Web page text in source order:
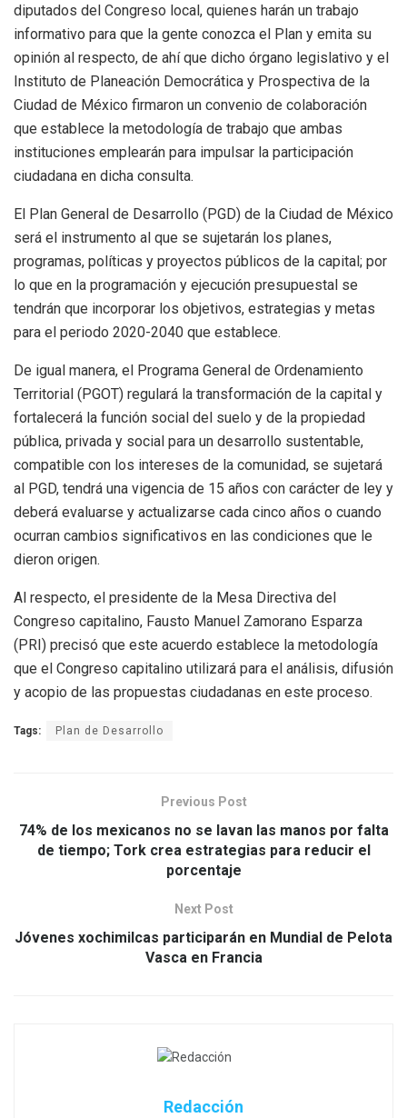
diputados del Congreso local, quienes harán un trabajo
informativo para que la gente conozca el Plan y emita su
opinión al respecto, de ahí que dicho órgano legislativo y el
Instituto de Planeación Democrática y Prospectiva de la
Ciudad de México firmaron un convenio de colaboración
que establece la metodología de trabajo que ambas
instituciones emplearán para impulsar la participación
ciudadana en dicha consulta.
El Plan General de Desarrollo (PGD) de la Ciudad de México
será el instrumento al que se sujetarán los planes,
programas, políticas y proyectos públicos de la capital; por
lo que en la programación y ejecución presupuestal se
tendrán que incorporar los objetivos, estrategias y metas
para el periodo 2020-2040 que establece.
De igual manera, el Programa General de Ordenamiento
Territorial (PGOT) regulará la transformación de la capital y
fortalecerá la función social del suelo y de la propiedad
pública, privada y social para un desarrollo sustentable,
compatible con los intereses de la comunidad, se sujetará
al PGD, tendrá una vigencia de 15 años con carácter de ley y
deberá evaluarse y actualizarse cada cinco años o cuando
ocurran cambios significativos en las condiciones que le
dieron origen.
Al respecto, el presidente de la Mesa Directiva del
Congreso capitalino, Fausto Manuel Zamorano Esparza
(PRI) precisó que este acuerdo establece la metodología
que el Congreso capitalino utilizará para el análisis, difusión
y acopio de las propuestas ciudadanas en este proceso.
Tags: Plan de Desarrollo
Previous Post
74% de los mexicanos no se lavan las manos por falta
de tiempo; Tork crea estrategias para reducir el
porcentaje
Next Post
Jóvenes xochimilcas participarán en Mundial de Pelota
Vasca en Francia
Redacción